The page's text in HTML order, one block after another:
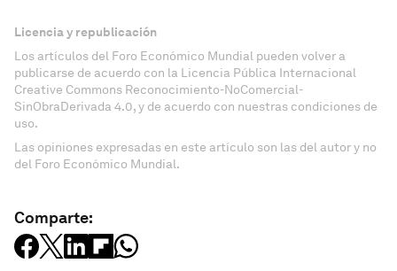
Licencia y republicación
Los artículos del Foro Económico Mundial pueden volver a
publicarse de acuerdo con la Licencia Pública Internacional
Creative Commons Reconocimiento-NoComercial-
SinObraDerivada 4.0, y de acuerdo con nuestras condiciones de
uso.
Las opiniones expresadas en este artículo son las del autor y no
del Foro Económico Mundial.
Comparte: